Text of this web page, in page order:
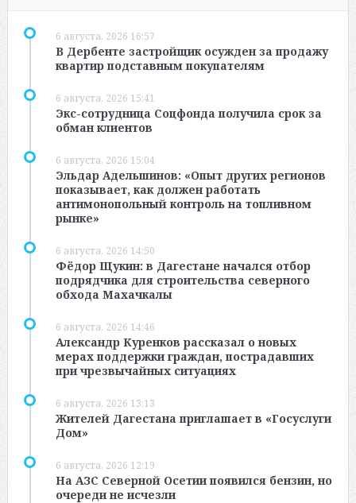
6 августа, 2026 16:57
В Дербенте застройщик осужден за продажу
квартир подставным покупателям
6 августа, 2026 15:41
Экс-сотрудница Соцфонда получила срок за
обман клиентов
6 августа, 2026 15:04
Эльдар Адельшинов: «Опыт других регионов
показывает, как должен работать
антимонопольный контроль на топливном
рынке»
6 августа, 2026 14:50
Фёдор Щукин: в Дагестане начался отбор
подрядчика для строительства северного
обхода Махачкалы
6 августа, 2026 14:46
Александр Куренков рассказал о новых
мерах поддержки граждан, пострадавших
при чрезвычайных ситуациях
6 августа, 2026 13:13
Жителей Дагестана приглашает в «Госуслуги
Дом»
6 августа, 2026 12:19
На АЗС Северной Осетии появился бензин, но
очереди не исчезли